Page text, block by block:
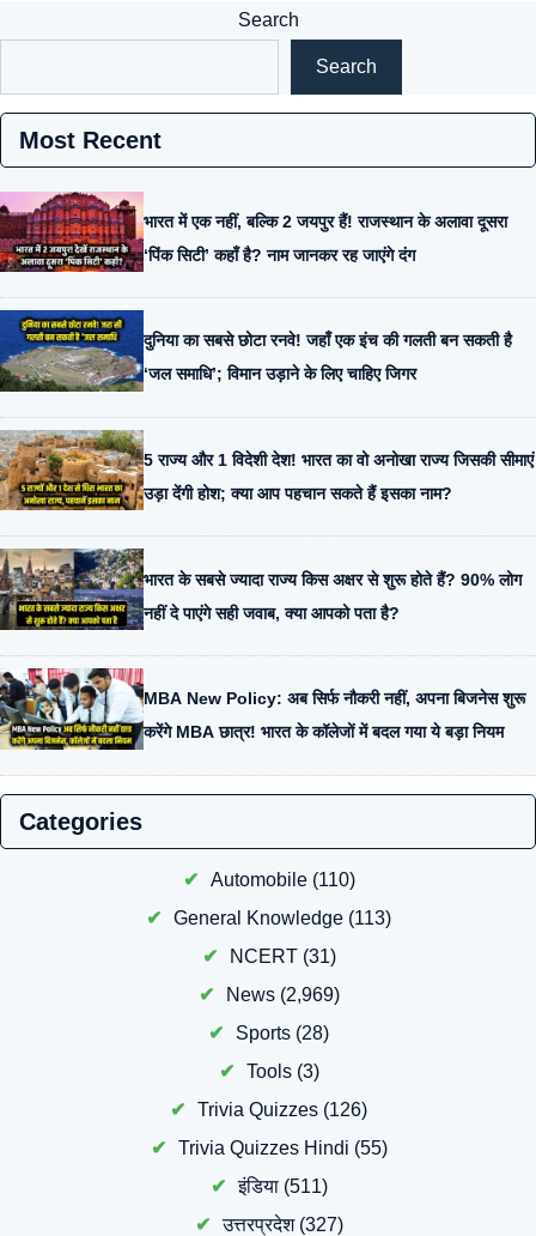
Search
Search
Most Recent
भारत में एक नहीं, बल्कि 2 जयपुर हैं! राजस्थान के अलावा दूसरा
‘पिंक सिटी’ कहाँ है? नाम जानकर रह जाएंगे दंग
दुनिया का सबसे छोटा रनवे! जहाँ एक इंच की गलती बन सकती है
‘जल समाधि’; विमान उड़ाने के लिए चाहिए जिगर
5 राज्य और 1 विदेशी देश! भारत का वो अनोखा राज्य जिसकी सीमाएं
उड़ा देंगी होश; क्या आप पहचान सकते हैं इसका नाम?
भारत के सबसे ज्यादा राज्य किस अक्षर से शुरू होते हैं? 90% लोग
नहीं दे पाएंगे सही जवाब, क्या आपको पता है?
MBA New Policy: अब सिर्फ नौकरी नहीं, अपना बिजनेस शुरू
करेंगे MBA छात्र! भारत के कॉलेजों में बदल गया ये बड़ा नियम
Categories
Automobile(110)
General Knowledge (113)
NCERT(31)
News(2,969)
Sports (28)
Tools(3)
Trivia Quizzes (126)
Trivia Quizzes Hindi (55)
इंडिया(511)
उत्तरप्रदेश(327)